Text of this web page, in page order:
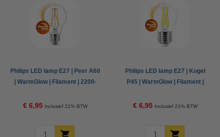
Philips LED lamp E27 | Peer A60
| WarmGlow | Filament | 2200-
€ 6,95 Inclusief 21% BTW
Philips LED lamp E27 | Kogel
P45 | WarmGlow | Filament |
€ 6,95 Inclusief 21% BTW